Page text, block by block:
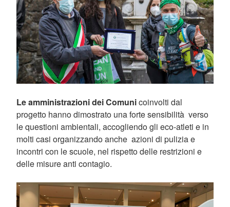
Le amministrazioni dei Comunicoinvolti dal
progetto hanno dimostrato una forte sensibilità verso
le questioni ambientali, accogliendo gli eco-atleti e in
molti casi organizzando anche azioni di pulizia e
incontri con le scuole, nel rispetto delle restrizioni e
delle misure anti contagio.